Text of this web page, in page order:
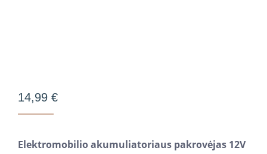
14,99 €
Elektromobilio akumuliatoriaus pakrovėjas 12V